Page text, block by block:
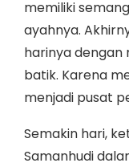
memiliki
ayahnya.
harinya
batik. Karena
menjadi pusat
Semakin hari,
Samanhudi